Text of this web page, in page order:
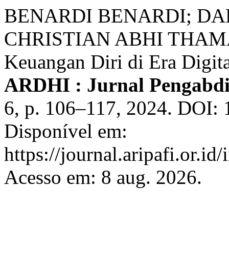
BENARDI BENARDI;
CHRISTIAN ABHI
Keuangan Diri di Era
ARDHI : Jurnal
6, p. 106–117, 2024. DOI:
Disponível em:
https://
Acesso em: 8 aug. 2026.